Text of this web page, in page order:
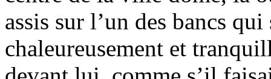
assis sur l’un des bancs
chaleureusement et